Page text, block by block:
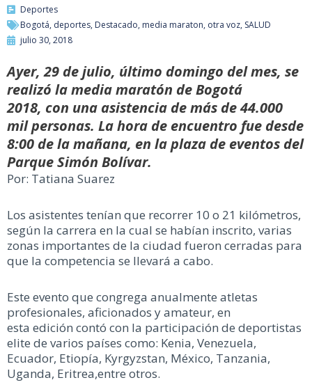
Deportes
Bogotá, deportes, Destacado, media maraton, otra voz, SALUD
julio 30, 2018
Ayer, 29 de julio, último domingo del mes, se
realizó la media maratón de Bogotá
2018, con una asistencia de más de 44.000
mil personas. La hora de encuentro fue desde
8:00 de la mañana, en la plaza de eventos del
Parque Simón Bolívar.
Por: Tatiana Suarez
Los asistentes tenían que recorrer 10 o 21 kilómetros,
según la carrera en la cual se habían inscrito, varias
zonas importantes de la ciudad fueron cerradas para
que la competencia se llevará a cabo.
Este evento que congrega anualmente atletas
profesionales, aficionados y amateur, en
esta edición contó con la participación de deportistas
elite de varios países como: Kenia, Venezuela,
Ecuador, Etiopía, Kyrgyzstan, México, Tanzania,
Uganda, Eritrea,entre otros.